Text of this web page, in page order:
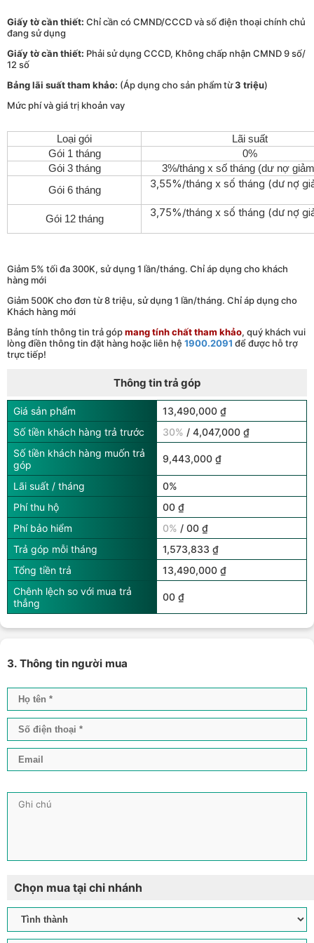
Giấy tờ cần thiết: Chỉ cần có CMND/CCCD và số điện thoại chính chủ
đang sử dụng
Giấy tờ cần thiết: Phải sử dụng CCCD, Không chấp nhận CMND 9 số/
12 số
Bảng lãi suất tham khảo: (Áp dụng cho sản phẩm từ3 triệu)
Mức phí và giá trị khoản vay
Loại gói
Lãi suất
Gói 1 tháng
0%
Gói 3 tháng
3%/tháng x số tháng (dư nợ
Gói 6 tháng
3,55%/tháng x số tháng (dư nợ
Gói 12 tháng 3,75%/tháng x số tháng (dư nợ
Giảm 5% tối đa 300K, sử dụng 1 lần/tháng. Chỉ áp dụng cho khách
hàng mới
Giảm 500K cho đơn từ 8 triệu, sử dụng 1 lần/tháng. Chỉ áp dụng cho
Khách hàng mới
Bảng tính thông tin trả gópmang tính chất tham khảo, quý khách vui
lòng điền thông tin đặt hàng hoặc liên hệ 1900.2091 để được hỗ trợ
trực tiếp!
Thông tin trả góp
Giá sản phẩm
13,490,000 ₫
Số tiền khách hàng trả trước
30% / 4,047,000 ₫
Số tiền khách hàng muốn trả
góp
9,443,000 ₫
Lãi suất / tháng
0%
Phí thu hộ
00 ₫
Phí bảo hiểm
0% / 00 ₫
Trả góp mỗi tháng
1,573,833 ₫
Tổng tiền trả
13,490,000 ₫
Chênh lệch so với mua trả
thẳng
00 ₫
3. Thông tin người mua
Chọn mua tại chi nhánh